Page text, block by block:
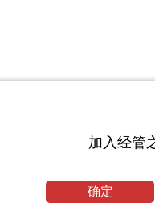
加入经管
确定